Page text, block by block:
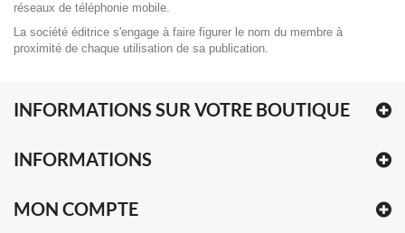
réseaux de téléphonie mobile.
La société éditrice s'engage à faire figurer le nom du membre à
proximité de chaque utilisation de sa publication.
INFORMATIONS SUR VOTRE BOUTIQUE
INFORMATIONS
MON COMPTE